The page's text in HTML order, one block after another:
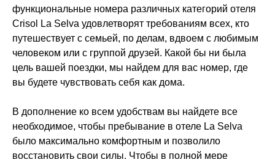
функциональные номера различных категорий отеля
Crisol La Selva удовлетворят требованиям всех, кто
путешествует с семьей, по делам, вдвоем с любимым
человеком или с группой друзей. Какой бы ни была
цель вашей поездки, мы найдем для вас номер, где
вы будете чувствовать себя как дома.
В дополнение ко всем удобствам вы найдете все
необходимое, чтобы пребывание в отеле La Selva
было максимально комфортным и позволило
восстановить свои силы. Чтобы в полной мере